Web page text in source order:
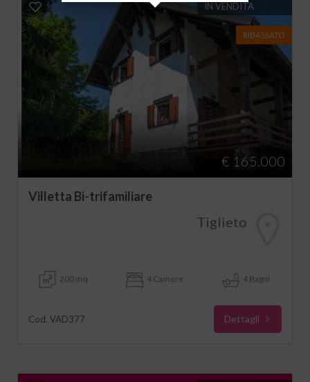
IN VENDITA
RIBASSATO
€ 165.000
Villetta Bi-trifamiliare
Tiglieto
200 mq 4 Camere 4 Bagni
Cod. VAD377 Dettagli